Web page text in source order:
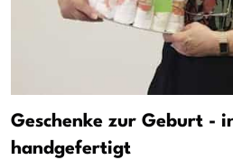
Geschenke zur Geburt -
handgefertigt